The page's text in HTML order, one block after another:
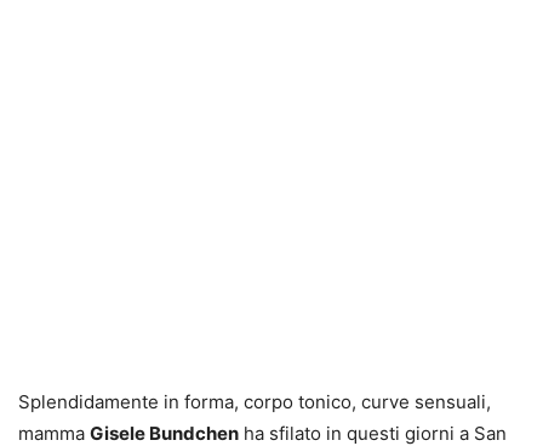
Splendidamente in forma, corpo tonico, curve sensuali,
mamma Gisele Bundchen ha sfilato in questi giorni a San